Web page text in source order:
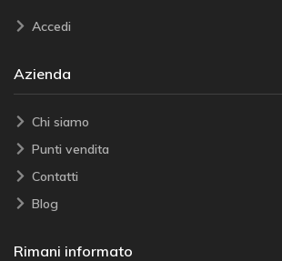
Accedi
Azienda
Chi siamo
Punti vendita
Contatti
Blog
Rimani informato